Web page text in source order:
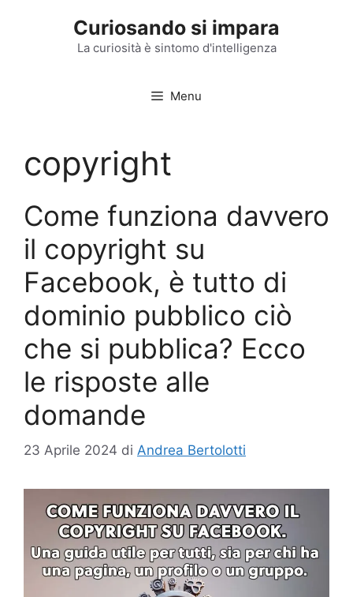
Curiosando si impara
La curiosità è sintomo d'intelligenza
Menu
copyright
Come funziona davvero
il copyright su
Facebook, è tutto di
dominio pubblico ciò
che si pubblica? Ecco
le risposte alle
domande
23 Aprile 2024 di Andrea Bertolotti